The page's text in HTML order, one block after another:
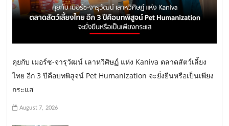
คุยกับ เมอร์ซ-จารุวัฒน์ เลาหวิศิษฏ์ แห่ง Kaniva ตลาดสัตว์เลี้ยง
ไทย อีก 3 ปีคือบทพิสูจน์ Pet Humanization จะยั่งยืนหรือเป็นเพียง
กระแส
August 7, 2026